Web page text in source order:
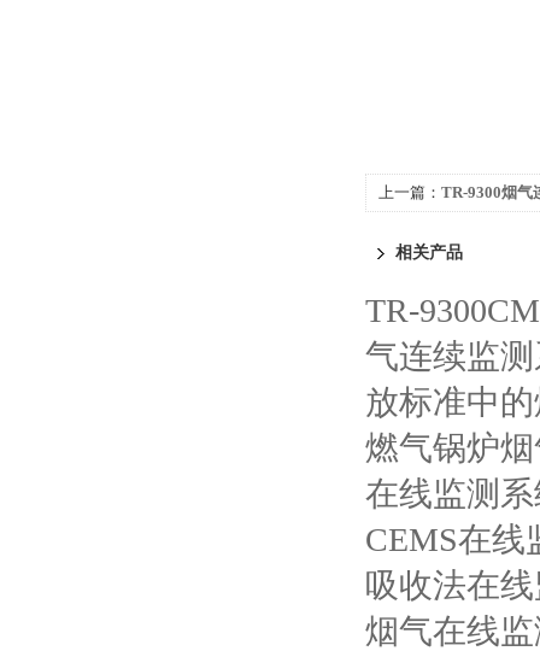
上一篇： TR-9300烟气
相关产品
TR-
气连续监
放标准中
燃气锅炉
在线监测
CEMS在线
吸收法在
烟气在线